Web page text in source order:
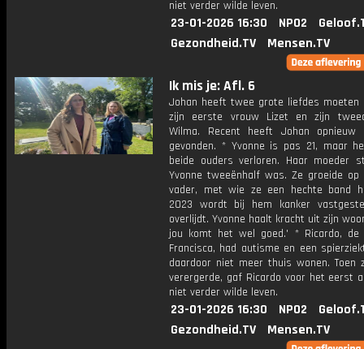
niet verder wilde leven.
23-01-2026 16:30 NPO2
Gezondheid.TV
Mensen.TV
Ik mis je: Afl. 6
Johan heeft twee grote liefdes moeten
zijn eerste vrouw Lizet en zijn
Wilma. Recent heeft Johan opnieuw
gevonden. * Yvonne is pas 21, maar
beide ouders verloren. Haar moeder
Yvonne tweeënhalf was. Ze groeide
vader, met wie ze een hechte band
2023 wordt bij hem kanker
overlijdt. Yvonne haalt kracht uit zijn
jou komt het wel goed.' * Ricardo, de
Francisca, had autisme en een
daardoor niet meer thuis wonen. Toen
verergerde, gaf Ricardo voor het eerst
niet verder wilde leven.
23-01-2026 16:30 NPO2
Gezondheid.TV
Mensen.TV